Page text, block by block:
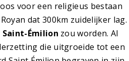
voor een religieus bestaan
dat 300km zuidelijker lag.
Saint-Émilion zou worden. Al
die uitgroeide tot een